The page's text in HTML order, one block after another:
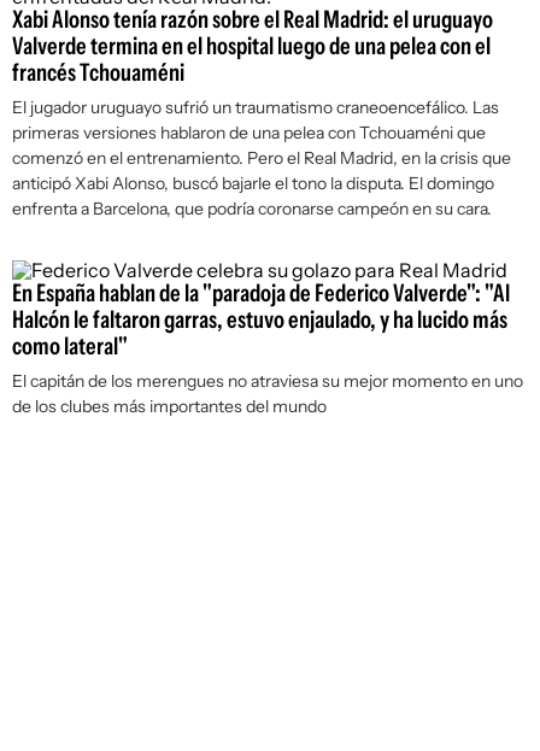
Xabi Alonso tenía razón sobre el Real Madrid: el uruguayo
Valverde termina en el hospital luego de una pelea con el
francés Tchouaméni
El jugador uruguayo sufrió un traumatismo craneoencefálico. Las
primeras versiones hablaron de una pelea con Tchouaméni que
comenzó en el entrenamiento. Pero el Real Madrid, en la crisis que
anticipó Xabi Alonso, buscó bajarle el tono la disputa. El domingo
enfrenta a Barcelona, que podría coronarse campeón en su cara.
En España hablan de la "paradoja de Federico Valverde": "Al
Halcón le faltaron garras, estuvo enjaulado, y ha lucido más
como lateral"
El capitán de los merengues no atraviesa su mejor momento en uno
de los clubes más importantes del mundo